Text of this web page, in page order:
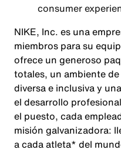
consumer
NIKE, Inc. es una
miembros para su
ofrece un generoso
totales, un ambiente
diversa e inclusiva y
el desarrollo
el puesto, cada
misión galvanizadora:
a cada atleta* del